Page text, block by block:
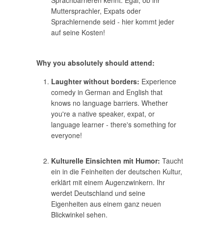
Muttersprachler, Expats oder
Sprachlernende seid - hier kommt jeder
auf seine Kosten!
Why you absolutely should attend:
Laughter without borders: Experience
comedy in German and English that
knows no language barriers. Whether
you're a native speaker, expat, or
language learner - there's something for
everyone!
Kulturelle Einsichten mit Humor: Taucht
ein in die Feinheiten der deutschen Kultur,
erklärt mit einem Augenzwinkern. Ihr
werdet Deutschland und seine
Eigenheiten aus einem ganz neuen
Blickwinkel sehen.